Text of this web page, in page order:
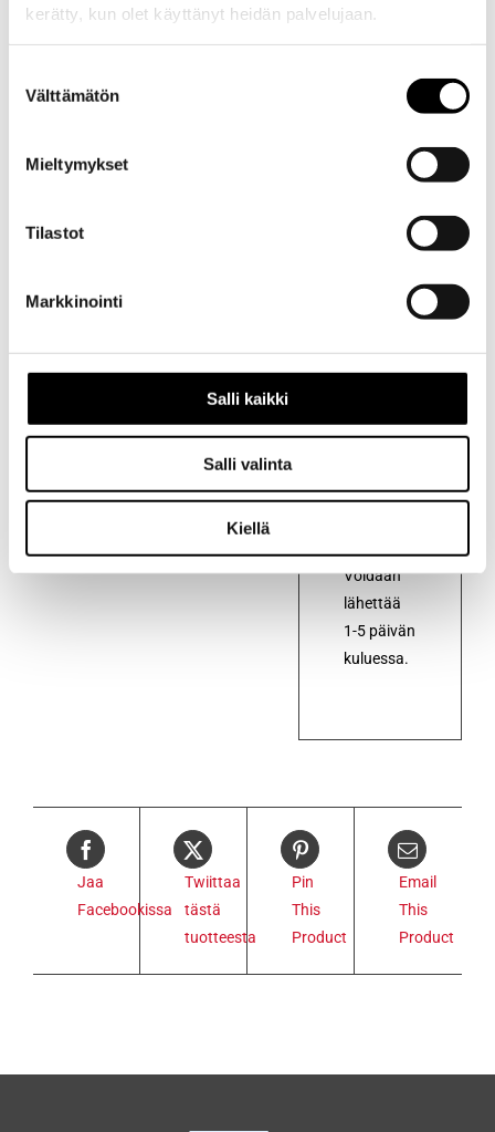
kerätty, kun olet käyttänyt heidän palvelujaan.
valinta
Välttämätön
Mieltymykset
Tilastot
Markkinointi
Salli kaikki
Salli valinta
Kiellä
Kuvaus
Alkuperäinen
Corolla
vm.1979/8
Voidaan
lähettää
1-5 päivän
kuluessa.
Jaa
Facebookissa
Twiittaa
tästä
tuotteesta
Pin
This
Product
Email
This
Product